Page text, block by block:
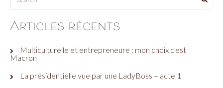
Articles récents
Multiculturelle et entrepreneure : mon choix c'est
Macron
La présidentielle vue par une LadyBoss – acte 1